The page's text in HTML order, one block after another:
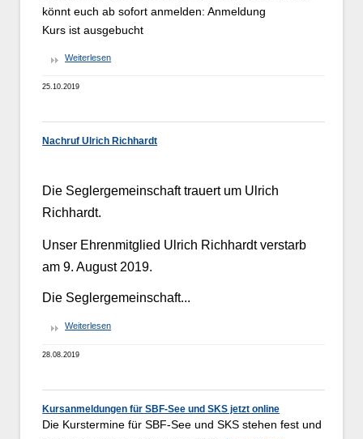
könnt euch ab sofort anmelden: Anmeldung
Kurs ist ausgebucht
Weiterlesen
25.10.2019
Nachruf Ulrich Richhardt
Die Seglergemeinschaft trauert um Ulrich
Richhardt.
Unser Ehrenmitglied Ulrich Richhardt verstarb
am 9. August 2019.
Die Seglergemeinschaft...
Weiterlesen
28.08.2019
Kursanmeldungen für SBF-See und SKS jetzt online
Die Kurstermine für SBF-See und SKS stehen fest und